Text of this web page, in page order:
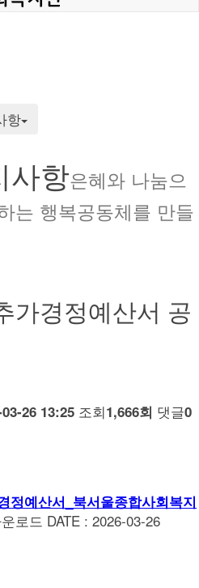
항
사항은혜와 나눔으
는 행복공동체를 만들
가경정예산서 공
26 13:25 조회1,666회 댓글0
정예산서_북서울종합사회복지
로드 DATE : 2026-03-26